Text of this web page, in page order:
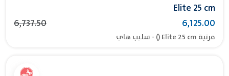
Elite 25 cm
6,125.00
6,737.50
مرتبة Elite 25 cm () - سليب هاي